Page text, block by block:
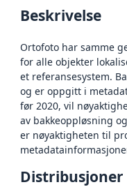
Beskrivelse
Ortofoto har samme
for alle objekter
et referansesystem.
og er oppgitt i
før 2020, vil
av bakkeoppløsning
er nøyaktigheten til
Distribusjoner